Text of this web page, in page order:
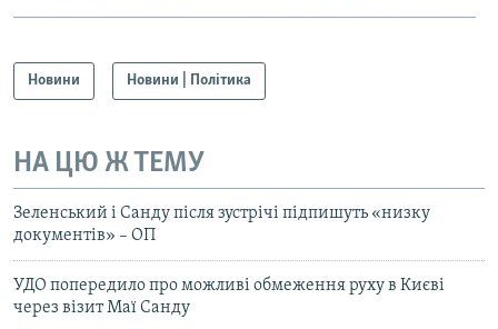
Новини Новини | Політика
НА ЦЮ Ж ТЕМУ
Зеленський і Санду після зустрічі підпишуть «низку
документів» – ОП
УДО попередило про можливі обмеження руху в Києві
через візит Маї Санду